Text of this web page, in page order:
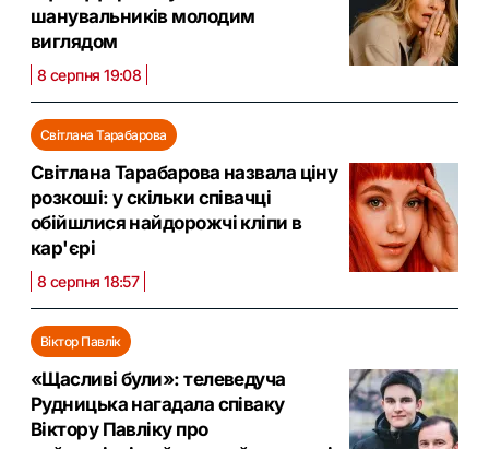
шанувальників молодим
виглядом
8 серпня 19:08
Світлана Тарабарова
Світлана Тарабарова назвала ціну
розкоші: у скільки співачці
обійшлися найдорожчі кліпи в
кар'єрі
8 серпня 18:57
Віктор Павлік
«Щасливі були»: телеведуча
Рудницька нагадала співаку
Віктору Павліку про